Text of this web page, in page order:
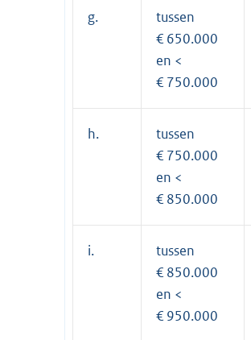
g.
tussen
€ 650.000
en <
€ 750.000
h.
tussen
€ 750.000
en <
€ 850.000
i.
tussen
€ 850.000
en <
€ 950.000